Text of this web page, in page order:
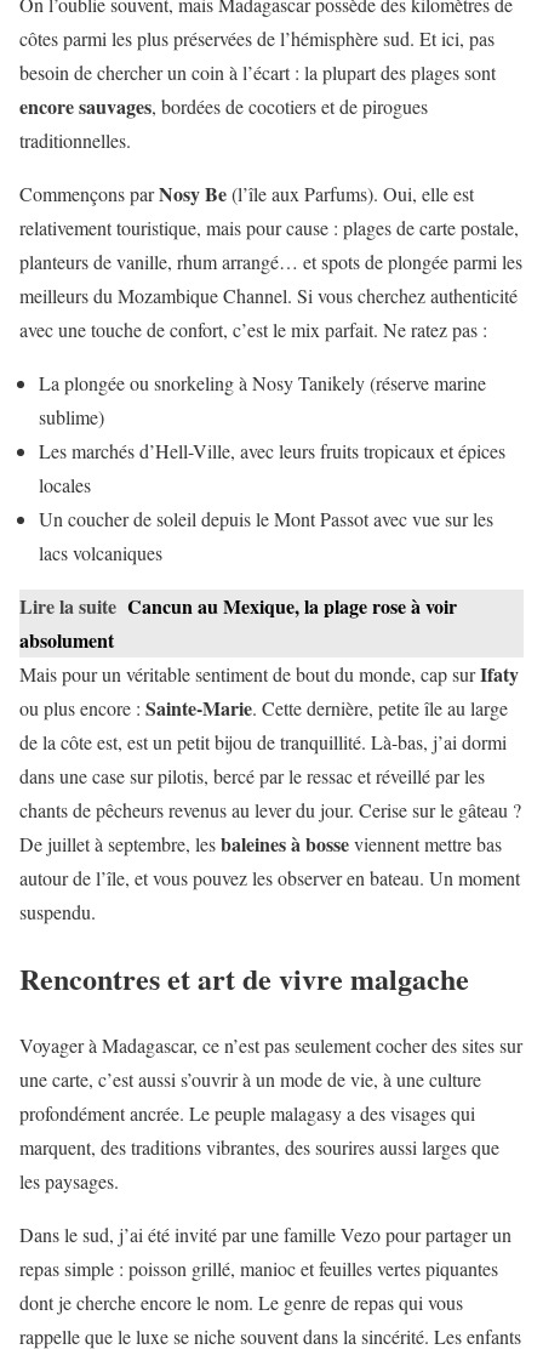
côtes parmi les plus préservées de l’hémisphère sud. Et ici, pas
besoin de chercher un coin à l’écart : la plupart des plages sont
encore sauvages, bordées de cocotiers et de pirogues
traditionnelles.
Commençons parNosy Be(l’île aux Parfums). Oui, elle est
relativement touristique, mais pour cause : plages de carte postale,
planteurs de vanille, rhum arrangé… et spots de plongée parmi les
meilleurs du Mozambique Channel. Si vous cherchez authenticité
avec une touche de confort, c’est le mix parfait. Ne ratez pas :
La plongée ou snorkeling à Nosy Tanikely (réserve marine
sublime)
Les marchés d’Hell-Ville, avec leurs fruits tropicaux et épices
locales
Un coucher de soleil depuis le Mont Passot avec vue sur les
lacs volcaniques
Lire la suite Cancun au Mexique, la plage rose à voir
absolument
Mais pour un véritable sentiment de bout du monde, cap surIfaty
ou plus encore : Sainte-Marie. Cette dernière, petite île au large
de la côte est, est un petit bijou de tranquillité. Là-bas, j’ai dormi
dans une case sur pilotis, bercé par le ressac et réveillé par les
chants de pêcheurs revenus au lever du jour. Cerise sur le gâteau ?
De juillet à septembre, lesbaleines à bosseviennent mettre bas
autour de l’île, et vous pouvez les observer en bateau. Un moment
suspendu.
Rencontres et art de vivre malgache
Voyager à Madagascar, ce n’est pas seulement cocher des sites sur
une carte, c’est aussi s’ouvrir à un mode de vie, à une culture
profondément ancrée. Le peuple malagasy a des visages qui
marquent, des traditions vibrantes, des sourires aussi larges que
les paysages.
Dans le sud, j’ai été invité par une famille Vezo pour partager un
repas simple : poisson grillé, manioc et feuilles vertes piquantes
dont je cherche encore le nom. Le genre de repas qui vous
rappelle que le luxe se niche souvent dans la sincérité. Les enfants